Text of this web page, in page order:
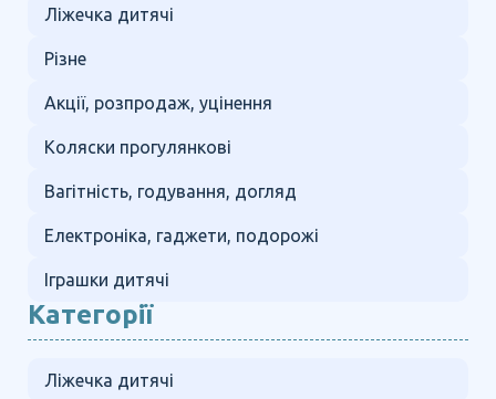
Ліжечка дитячі
Різне
Акції, розпродаж, уцінення
Коляски прогулянкові
Вагітність, годування, догляд
Електроніка, гаджети, подорожі
Іграшки дитячі
Категорії
Ліжечка дитячі